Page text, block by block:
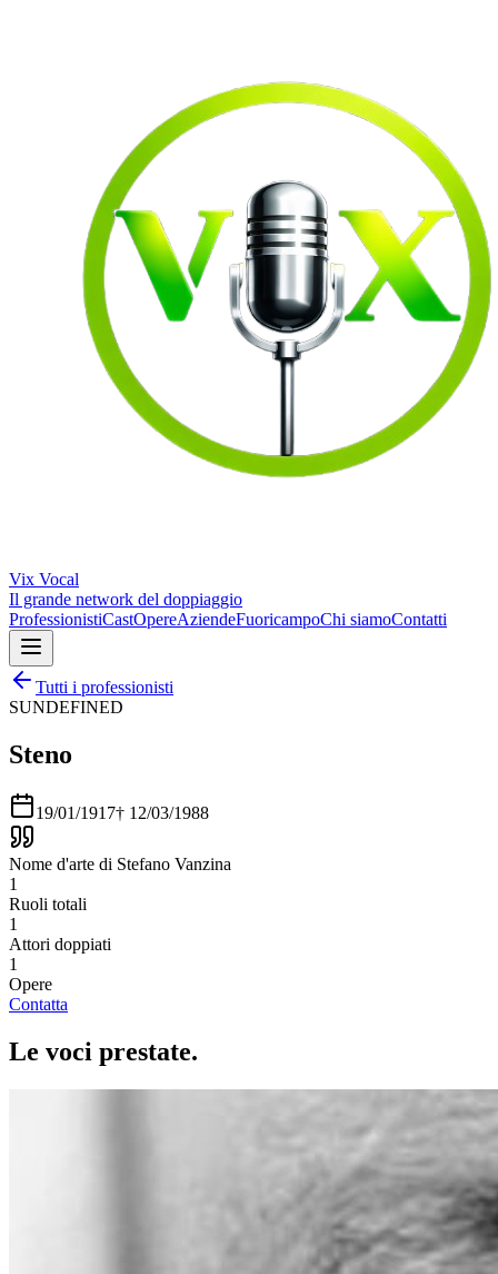
Vix Vocal
Il grande network del doppiaggio
ProfessionistiCastOpereAziendeFuoricampoChi siamoContatti
Tutti i professionisti
SUNDEFINED
Steno
19/01/1917† 12/03/1988
Nome d'arte di Stefano Vanzina
1
Ruoli totali
1
Attori doppiati
1
Opere
Contatta
Le voci prestate.